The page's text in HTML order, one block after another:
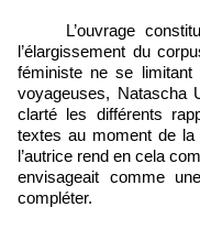
L’ouvrage
l’élargissement du
féministe ne se limitant
voyageuses, Natascha
clarté les différents
textes au moment de la
l’autrice rend en cela
envisageait comme
compléter.